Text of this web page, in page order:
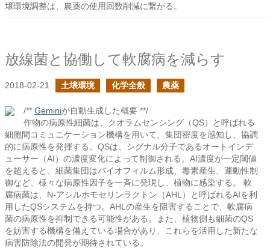
壌環境調整は、農薬の使用回数削減に繋がる。
放線菌と協働して軟腐病を減らす
2018-02-21 土壌環境 化学全般 農薬
/** Geminiが自動生成した概要 **/
作物の病原性細菌は、クオラムセンシング（QS）と呼ばれる
細胞間コミュニケーション機構を用いて、集団密度を感知し、協調
的に病原性を発揮する。QSは、シグナル分子であるオートインデ
ューサー（AI）の濃度変化によって制御される。AI濃度が一定閾値
を超えると、細菌集団はバイオフィルム形成、毒素産生、運動性制
御など、様々な病原性因子を一斉に発現し、植物に感染する。 軟
腐病菌は、N-アシルホモセリンラクトン（AHL）と呼ばれるAIを利
用したQSシステムを持つ。AHLの産生を阻害することで、軟腐病
菌の病原性を抑制できる可能性がある。また、植物側も細菌のQS
を妨害する機構を備えている場合があり、これらを活用した新たな
病害防除法の開発が期待されている。